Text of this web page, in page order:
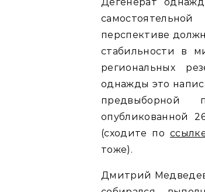
перспективе
стабильности в
региональных
однажды это
предвыборной
опубликованной
(сходите по
тоже).
Дмитрий Медведев